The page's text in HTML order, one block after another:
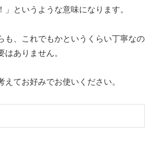
」というような意味になります。
も、これでもかというくらい丁寧なの
はありません。
えてお好みでお使いください。